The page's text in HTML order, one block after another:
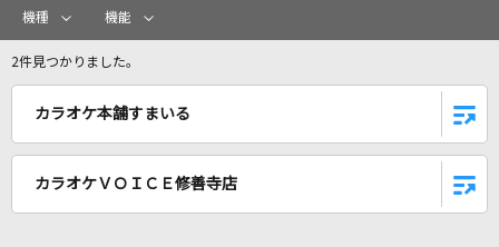
機種 機能
2件見つかりました。
カラオケ本舗すまいる
カラオケＶＯＩＣＥ修善寺店